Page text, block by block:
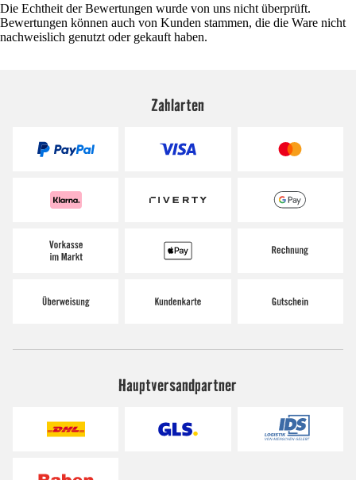
Die Echtheit der Bewertungen wurde von uns nicht überprüft.
Bewertungen können auch von Kunden stammen, die die Ware nicht
nachweislich genutzt oder gekauft haben.
Zahlarten
Hauptversandpartner